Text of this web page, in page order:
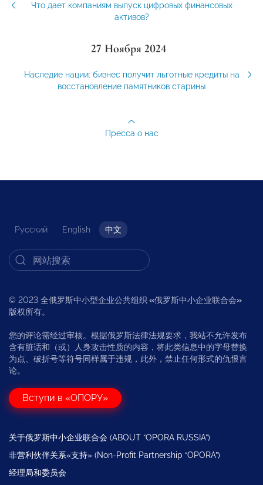
Что дает компаниям выпуск цифровых финансовых
активов?
27 Ноября 2024
Наследие нации: бизнес получит льготные кредиты на
восстановление памятников старины
Пресса о нас
Русский English 中文
© 2023 全俄罗斯中小型企业公共组织 «俄罗斯中小企业联合会»
版权所有。
您的评论需经过审核。根据俄罗斯法律法规要求，我站不允许发布
含有脏话和（或）人身攻击性质的内容，将此类信息中的字母替换
为点、破折号等符号同样属于违规，此外，禁止任何形式的仇恨言
论。
Вступи в «ОПОРУ»
关于俄罗斯中小企业联合会 (ABOUT “OPORA RUSSIA”)
非营利伙伴关系«支持» (Non-Profit Partnership “OPORA”)
经理局和委员会